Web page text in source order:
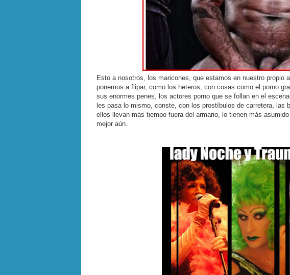
Esto a nosotros, los maricones, que estamos en nuestro propio
ponemos a flipar, como los heteros, con cosas como el porno
sus enormes penes, los actores porno que se follan en el
les pasa lo mismo, conste, con los prostíbulos de carretera,
ellos llevan más tiempo fuera del armario, lo tienen más
mejor aún.